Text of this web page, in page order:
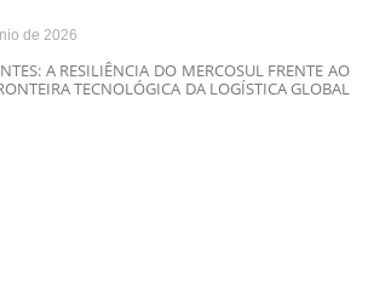
de 2026
A RESILIÊNCIA DO MERCOSUL FRENTE AO
TECNOLÓGICA DA LOGÍSTICA GLOBAL